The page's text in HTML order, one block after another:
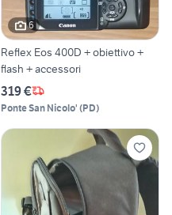
6
Reflex Eos 400D + obiettivo +
flash + accessori
319 €
Ponte San Nicolo' (PD)